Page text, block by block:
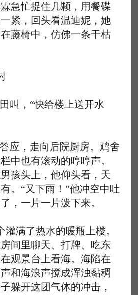
急忙捉住几颗，用餐碟
紧，回头看温迪妮，她
藤椅中，仿佛一条干枯
，“快给楼上送开水
，走向后院厨房。鸡舍
中也有滚动的哼哼声。
孩头上，他仰头看，天
。“又下雨！”他冲空中吐
，一片一片泼下来。
满了热水的暖瓶上楼。
间里聊天、打牌、吃东
观景台上看海。海陷在
和海浪声搅成浑浊黏稠
躲开这团气体的冲击，